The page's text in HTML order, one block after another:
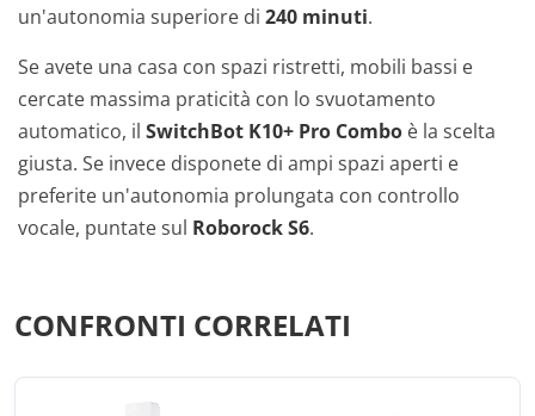
un'autonomia superiore di 240 minuti.
Se avete una casa con spazi ristretti, mobili bassi e
cercate massima praticità con lo svuotamento
automatico, il SwitchBot K10+ Pro Combo è la scelta
giusta. Se invece disponete di ampi spazi aperti e
preferite un'autonomia prolungata con controllo
vocale, puntate sul Roborock S6.
CONFRONTI CORRELATI